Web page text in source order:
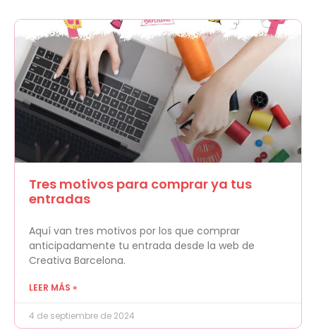
Tres motivos para comprar ya tus
entradas
Aquí van tres motivos por los que comprar
anticipadamente tu entrada desde la web de
Creativa Barcelona.
LEER MÁS »
4 de septiembre de 2024